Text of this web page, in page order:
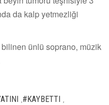
da kalp yetmezliği
bilinen ünlü soprano, müzik
#KAYBETTI